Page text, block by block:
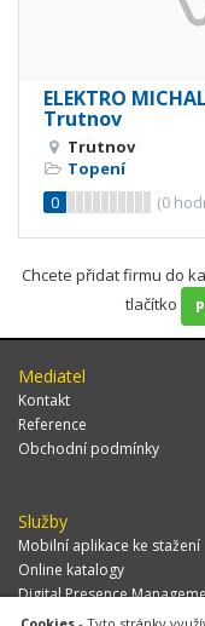
ELEKTRO
Trutnov
Trutnov
Topení
0
(0
Chcete přidat firmu do
tlačítko
Mediatel
Kontakt
Reference
Obchodní podmínky
Služby
Mobilní aplikace ke stažení
Online katalogy
Digital Presence
Více zákazníků